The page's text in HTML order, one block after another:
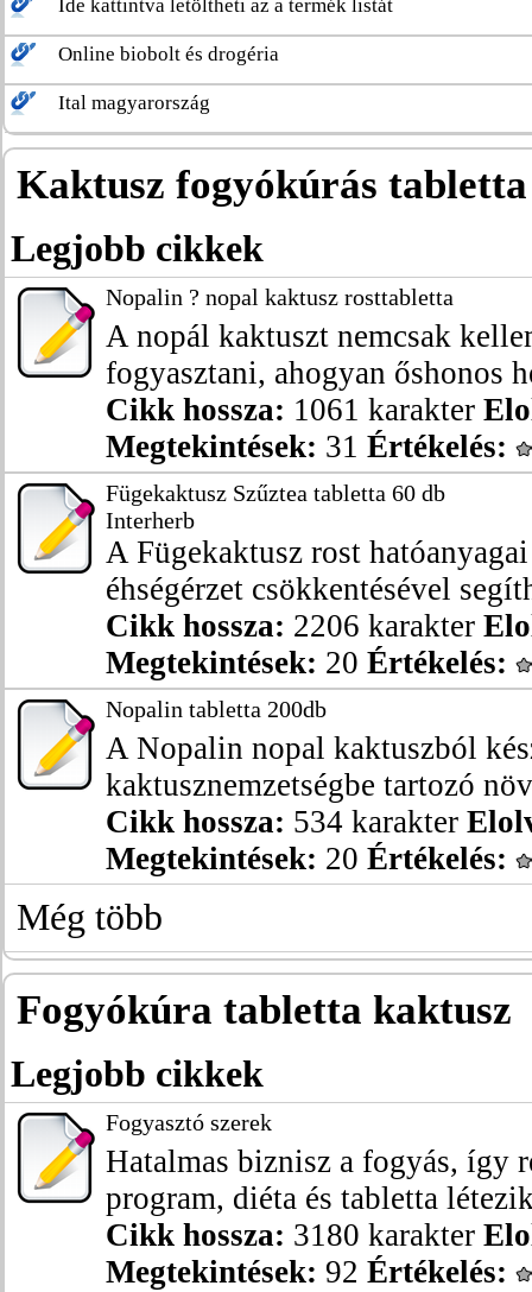
Ide kattintva letöltheti az a termék listát
Online biobolt és drogéria
Ital magyarország
Kaktusz fogyókúrás tabletta
Legjobb cikkek
Nopalin ? nopal kaktusz rosttabletta
A nopál kaktuszt nemcsak
fogyasztani, ahogyan őshonos
Cikk hossza: 1061 karakter
Megtekintések: 31 Értékelés:
Fügekaktusz Szűztea tabletta 60 db
Interherb
A Fügekaktusz rost
éhségérzet csökkentésével
Cikk hossza: 2206 karakter
Megtekintések: 20 Értékelés:
Nopalin tabletta 200db
A Nopalin nopal kaktuszból
kaktusznemzetségbe tartozó
Cikk hossza: 534 karakter
Megtekintések: 20 Értékelés:
Még több
Fogyókúra tabletta kaktusz
Legjobb cikkek
Fogyasztó szerek
Hatalmas biznisz a fogyás, így
program, diéta és tabletta
Cikk hossza: 3180 karakter
Megtekintések: 92 Értékelés: